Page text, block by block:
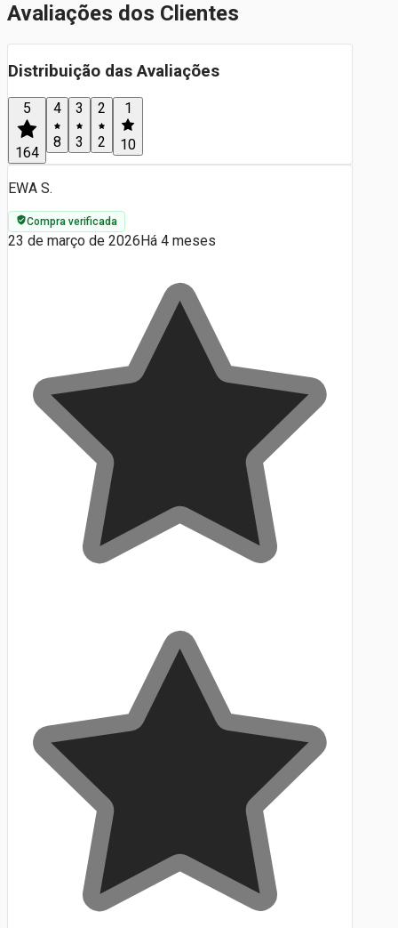
Avaliações dos Clientes
Distribuição das Avaliações
5
164
4
8
3
3
2
2
1
10
EWA S.
Compra verificada
23 de março de 2026 Há 4 meses